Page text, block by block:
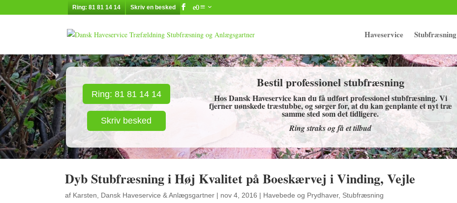
Ring: 81 81 14 14 Skriv en besked
Haveservice Stubfræsning
Ring: 81 81 14 14
Skriv besked
Bestil professionel stubfræsning
Hos Dansk Haveservice kan du få udført professionel stubfræsning. Vi
fjerner uønskede træstubbe, og sørger for, at du kan genplante et nyt træ
samme sted som det tidligere.
Ring straks og få et tilbud
Dyb Stubfræsning i Høj Kvalitet på Boeskærvej i Vinding, Vejle
af Karsten, Dansk Haveservice & Anlægsgartner | nov 4, 2016 | Havebede og Prydhaver, Stubfræsning